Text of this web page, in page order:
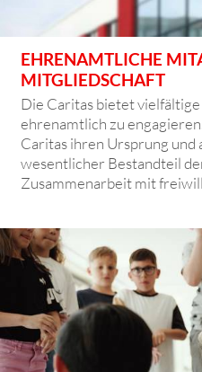
EHRENAMTLICHE
MITGLIEDSCHAFT
Die Caritas bietet
ehrenamtlich zu
Caritas ihren Ursprung und
wesentlicher Bestandteil
Zusammenarbeit mit